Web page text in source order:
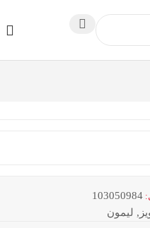
103050984
, لیمون